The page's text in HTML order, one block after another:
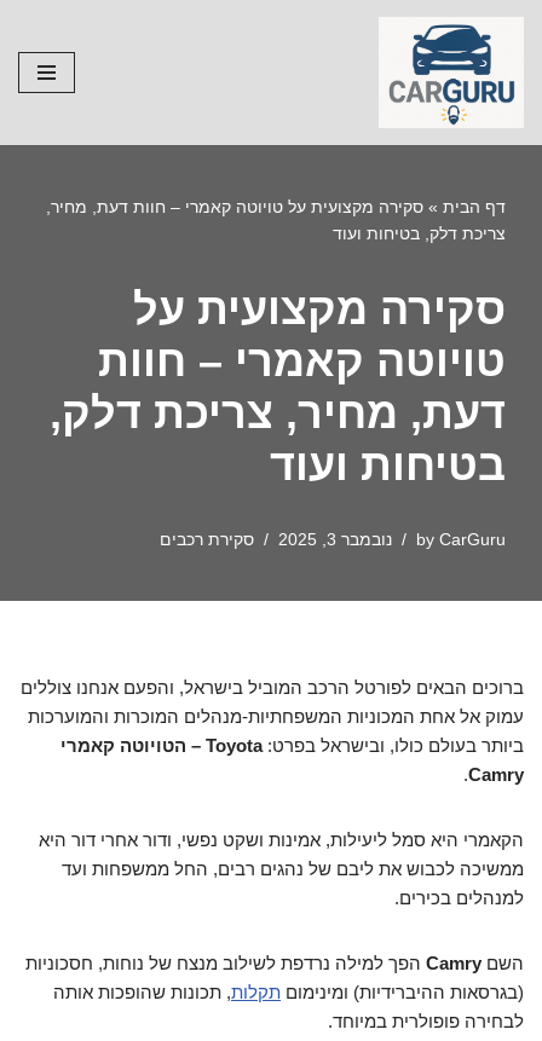
Skip
to
content
דף הבית » סקירה מקצועית על טויוטה קאמרי – חוות דעת, מחיר,
צריכת דלק, בטיחות ועוד
סקירה מקצועית על
טויוטה קאמרי – חוות
דעת, מחיר, צריכת דלק,
בטיחות ועוד
by CarGuru נובמבר 3, 2025 סקירת רכבים
ברוכים הבאים לפורטל הרכב המוביל בישראל, והפעם אנחנו צוללים
עמוק אל אחת המכוניות המשפחתיות-מנהלים המוכרות והמוערכות
ביותר בעולם כולו, ובישראל בפרט:
הטויוטה קאמרי – Toyota
Camry
.
הקאמרי היא סמל ליעילות, אמינות ושקט נפשי, ודור אחרי דור היא
ממשיכה לכבוש את ליבם של נהגים רבים, החל ממשפחות ועד
למנהלים בכירים.
השם Camry הפך למילה נרדפת לשילוב מנצח של נוחות, חסכוניות
(בגרסאות ההיברידיות) ומינימום תקלות, תכונות שהופכות אותה
לבחירה פופולרית במיוחד.